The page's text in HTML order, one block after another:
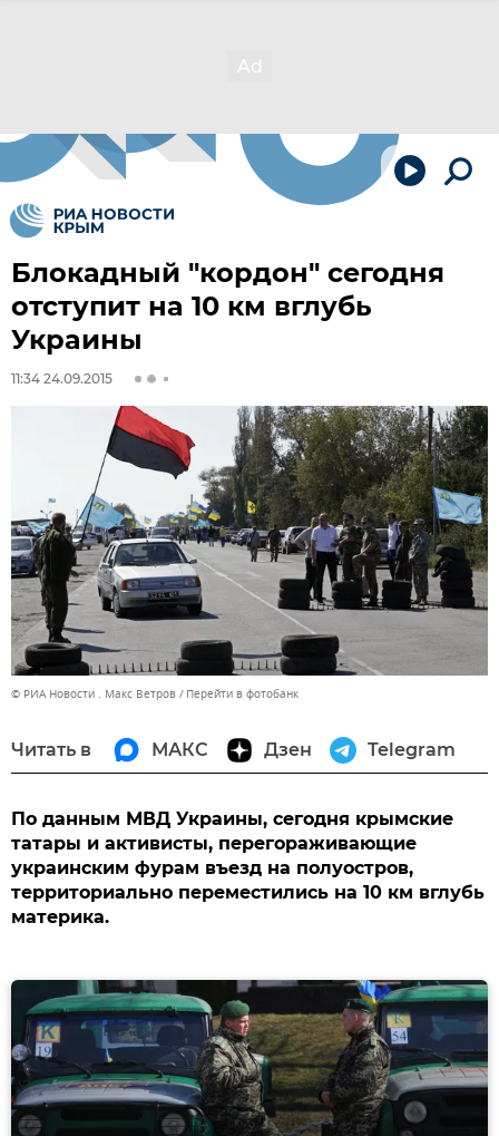
Блокадный "кордон" сегодня
отступит на 10 км вглубь
Украины
11:34 24.09.2015
© РИА Новости . Макс Ветров Перейти в фотобанк
Читать в МАКС Дзен Telegram
По данным МВД Украины, сегодня крымские
татары и активисты, перегораживающие
украинским фурам въезд на полуостров,
территориально переместились на 10 км вглубь
материка.